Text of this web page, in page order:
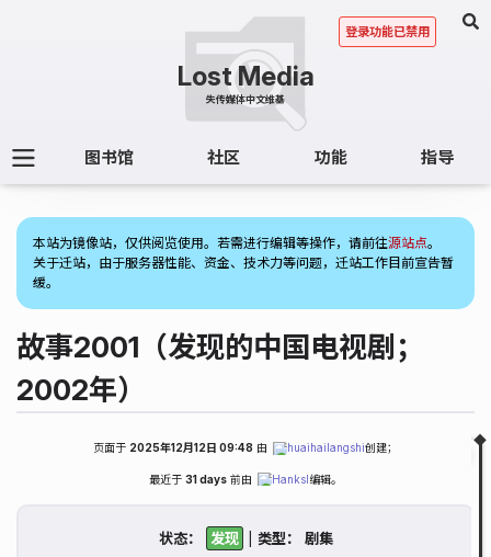
图书馆 社区 功能 指导
登录功能已禁用
本站为镜像站，仅供阅览使用。若需进行编辑等操作，请前往源站点。
关于迁站，由于服务器性能、资金、技术力等问题，迁站工作目前宣告暂
缓。
故事2001（发现的中国电视剧；
2002年）
搜索历史
页面于 2025年12月12日 09:48 由 huaihailangshi创建；
最近于31 days 前由 Hanksl编辑。
状态： 类型：